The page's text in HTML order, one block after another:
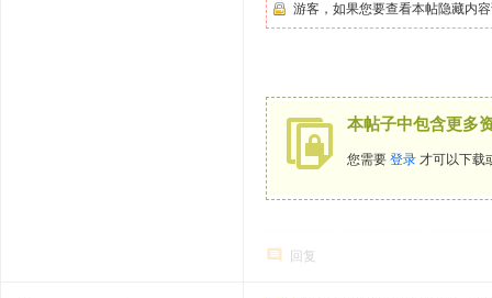
游客，如果您要查看本帖隐藏内
本帖子中包含更多
您需要 登录 才可以下载
回复